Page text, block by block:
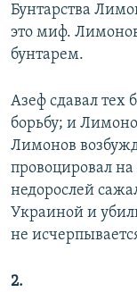
Бунтарства
это миф.
бунтарем.
Азеф сдавал тех
борьбу; и
Лимонов
провоцировал
недорослей
Украиной и
не
2.